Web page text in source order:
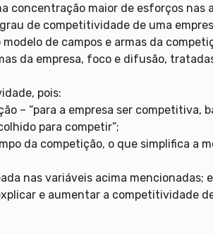
concentração maior de esforços nas
de competitividade de uma
de campos e armas da
da empresa, foco e difusão,
pois:
– “para a empresa ser competitiva,
para competir”;
da competição, o que simplifica a
nas variáveis acima mencionadas; e
e aumentar a competitividade